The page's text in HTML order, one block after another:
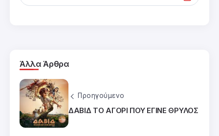
Άλλα Άρθρα
Προηγούμενο
ΔΑΒΙΔ ΤΟ ΑΓΟΡΙ ΠΟΥ ΕΓΙΝΕ ΘΡΥΛΟΣ